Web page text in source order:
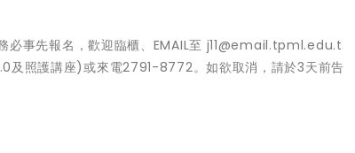
必事先報名，歡迎臨櫃、EMAIL至 j11@email.tpml.edu.t
照護講座)或來電2791-8772。如欲取消，請於3天前告